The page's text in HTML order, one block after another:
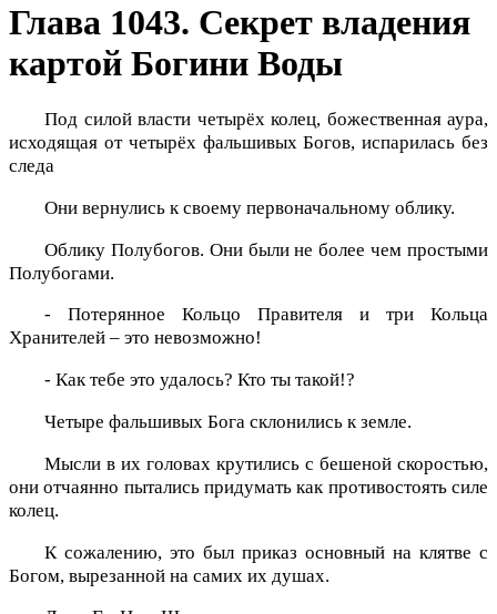
Глава 1043. Секрет владения
картой Богини Воды
Под силой власти четырёх колец, божественная аура,
исходящая от четырёх фальшивых Богов, испарилась без
следа
Они вернулись к своему первоначальному облику.
Облику Полубогов. Они были не более чем простыми
Полубогами.
- Потерянное Кольцо Правителя и три Кольца
Хранителей – это невозможно!
- Как тебе это удалось? Кто ты такой!?
Четыре фальшивых Бога склонились к земле.
Мысли в их головах крутились с бешеной скоростью,
они отчаянно пытались придумать как противостоять силе
колец.
К сожалению, это был приказ основный на клятве с
Богом, вырезанной на самих их душах.